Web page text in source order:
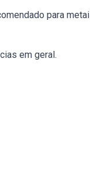
para
em geral.